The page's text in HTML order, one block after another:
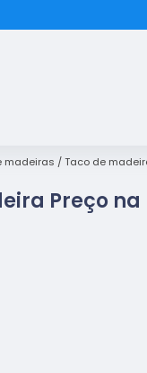
madeiras Taco de
Preço na